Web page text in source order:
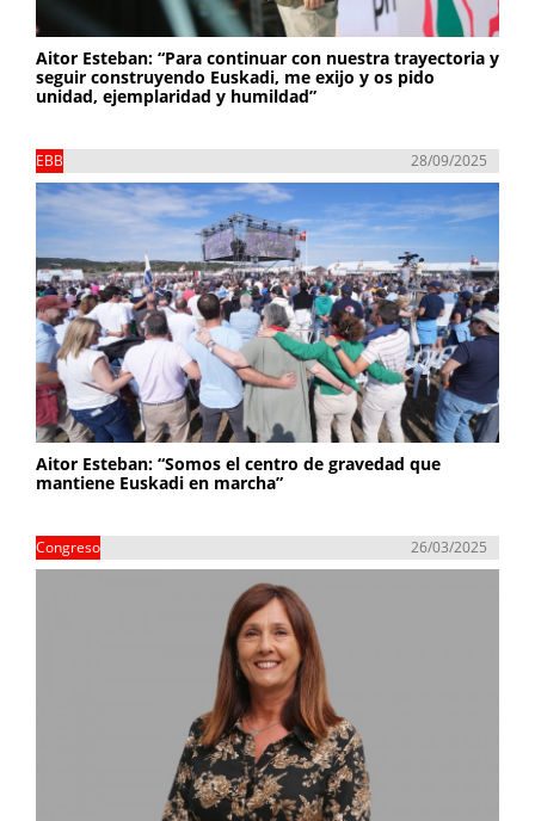
Aitor Esteban: “Para continuar con nuestra trayectoria y
seguir construyendo Euskadi, me exijo y os pido
unidad, ejemplaridad y humildad”
EBB 28/09/2025
Aitor Esteban: “Somos el centro de gravedad que
mantiene Euskadi en marcha”
Congreso 26/03/2025